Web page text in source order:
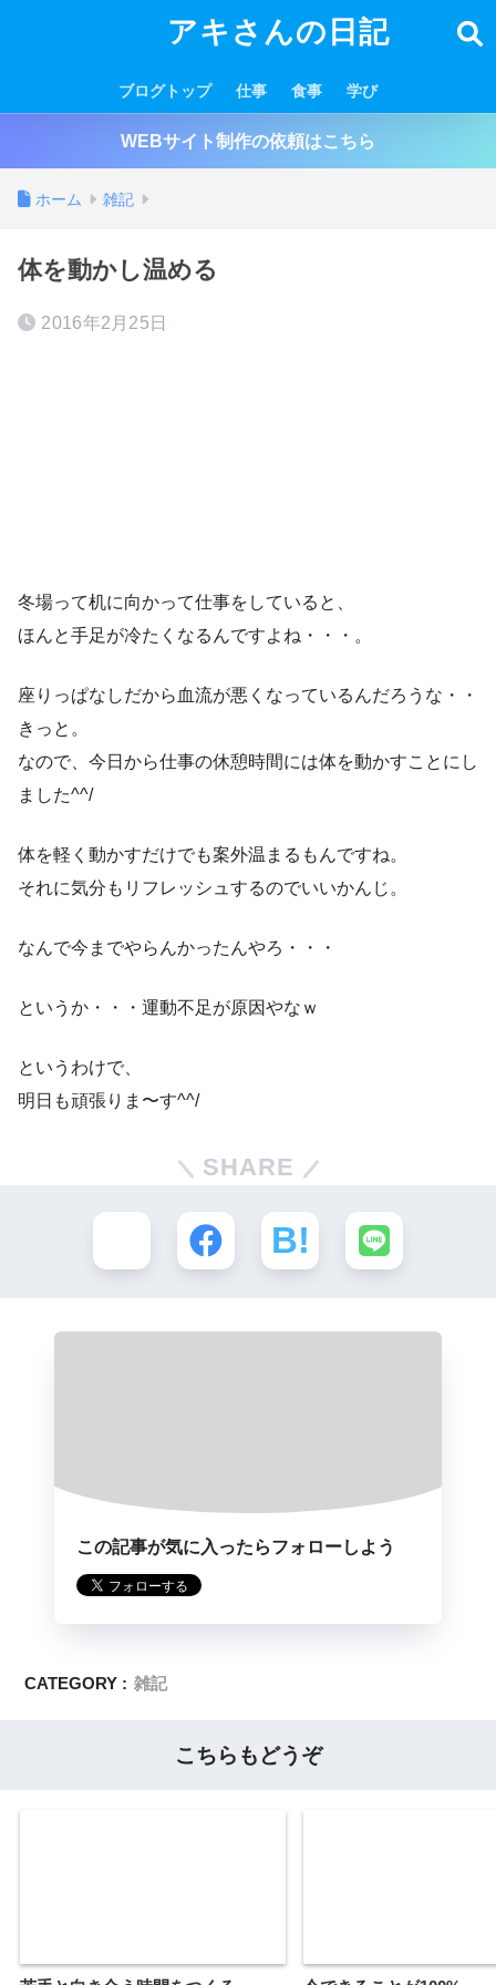
アキさんの日記
ブログトップ 仕事 食事 学び
WEBサイト制作の依頼はこちら
ホーム 雑記
体を動かし温める
2016年2月25日
冬場って机に向かって仕事をしていると、
ほんと手足が冷たくなるんですよね・・・。
座りっぱなしだから血流が悪くなっているんだろうな・・
きっと。
なので、今日から仕事の休憩時間には体を動かすことにし
ました^^/
体を軽く動かすだけでも案外温まるもんですね。
それに気分もリフレッシュするのでいいかんじ。
なんで今までやらんかったんやろ・・・
というか・・・運動不足が原因やなｗ
というわけで、
明日も頑張りま〜す^^/
SHARE
この記事が気に入ったらフォローしよう
CATEGORY : 雑記
こちらもどうぞ